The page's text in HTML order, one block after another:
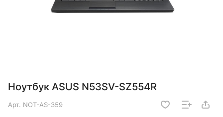
Ноутбук ASUS N53SV-SZ554R
Арт. NOT-AS-359